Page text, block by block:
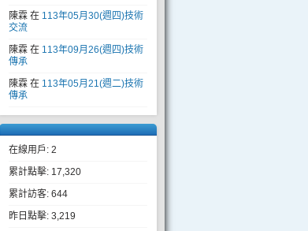
陳霖 在 113年05月30(週四)技術
交流
陳霖 在 113年09月26(週四)技術
傳承
陳霖 在 113年05月21(週二)技術
傳承
在線用戶: 2
累計點擊: 17,320
累計訪客: 644
昨日點擊: 3,219